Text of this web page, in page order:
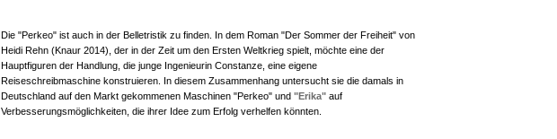
Die "Perkeo" ist auch in der Belletristik zu finden. In dem Roman "Der Sommer der Freiheit" von
Heidi Rehn (Knaur 2014), der in der Zeit um den Ersten Weltkrieg spielt, möchte eine der
Hauptfiguren der Handlung, die junge Ingenieurin Constanze, eine eigene
Reiseschreibmaschine konstruieren. In diesem Zusammenhang untersucht sie die damals in
Deutschland auf den Markt gekommenen Maschinen "Perkeo" und "Erika" auf
Verbesserungsmöglichkeiten, die ihrer Idee zum Erfolg verhelfen könnten.